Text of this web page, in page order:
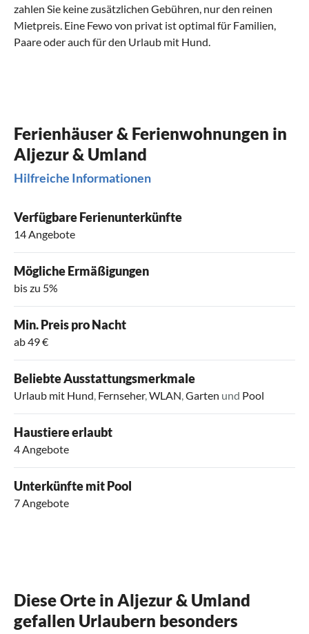
zahlen Sie keine zusätzlichen Gebühren, nur den reinen
Mietpreis. Eine Fewo von privat ist optimal für Familien,
Paare oder auch für den Urlaub mit Hund.
Ferienhäuser & Ferienwohnungen in
Aljezur & Umland
Hilfreiche Informationen
Verfügbare Ferienunterkünfte
14 Angebote
Mögliche Ermäßigungen
bis zu 5%
Min. Preis pro Nacht
ab 49 €
Beliebte Ausstattungsmerkmale
Urlaub mit Hund, Fernseher,WLAN,Garten und Pool
Haustiere erlaubt
4 Angebote
Unterkünfte mit Pool
7 Angebote
Diese Orte in Aljezur & Umland
gefallen Urlaubern besonders